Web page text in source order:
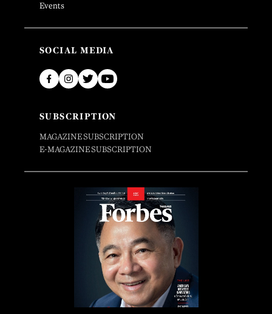
Events
SOCIAL MEDIA
SUBSCRIPTION
MAGAZINE SUBSCRIPTION
E-MAGAZINE SUBSCRIPTION